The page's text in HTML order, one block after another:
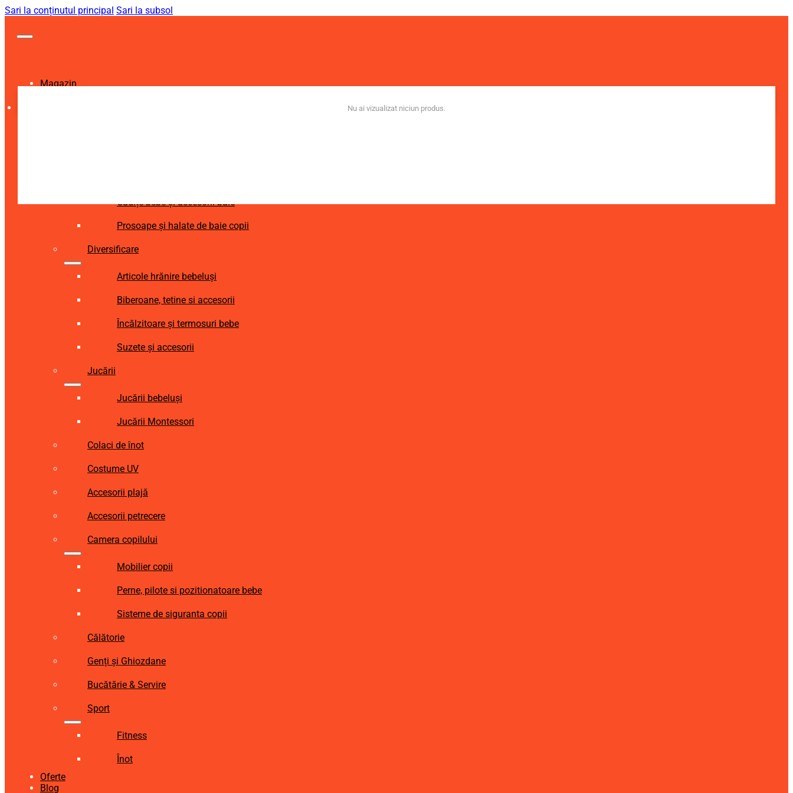
Sari la conținutul principal Sari la subsol
Magazin
Cădițe bebe și accesorii baie
Prosoape și halate de baie copii
Diversificare
Articole hrănire bebeluși
Biberoane, tetine si accesorii
Încălzitoare și termosuri bebe
Suzete și accesorii
Jucării
Jucării bebeluși
Jucării Montessori
Colaci de înot
Costume UV
Accesorii plajă
Accesorii petrecere
Camera copilului
Mobilier copii
Perne, pilote si pozitionatoare bebe
Sisteme de siguranta copii
Călătorie
Genți și Ghiozdane
Bucătărie & Servire
Sport
Fitness
Înot
Oferte
Blog
Nu ai vizualizat niciun produs.